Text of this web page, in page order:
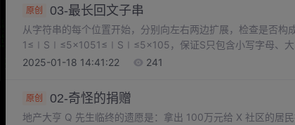
原创 03-最长回文子串
从字符串的每个位置开始，分别向左右两边扩展，检查是否构
1≤∣S∣≤5×1051≤∣S∣≤5×105，保证S只包含小写字母、大
字符；对于偶数长度的回文串，中心是两个字符。给定一个字
2025-01-18 14:41:22 241
原创 02-奇怪的捐赠
地产大亨 Q 先生临终的遗愿是：拿出 100万元给 X 社区的居